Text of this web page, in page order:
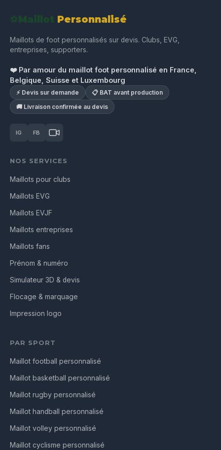
⚽Maillot Personnalisé
Maillots de foot personnalisés sur devis. Clubs, EVG,
entreprises, supporters.
❤️ Par amour du maillot foot personnalisé en France,
Belgique, Suisse et Luxembourg
⚡ Devis sur demande
📋 BAT avant production
🚚 Livraison confirmée au devis
IG FB
NOS SERVICES
Maillots pour clubs
Maillots EVG
Maillots EVJF
Maillots entreprises
Maillots fans
Prénom & numéro
Simulateur 3D & devis
Flocage & marquage
Impression logo
PAR SPORT
Maillot football personnalisé
Maillot basketball personnalisé
Maillot rugby personnalisé
Maillot handball personnalisé
Maillot volley personnalisé
Maillot cyclisme personnalisé